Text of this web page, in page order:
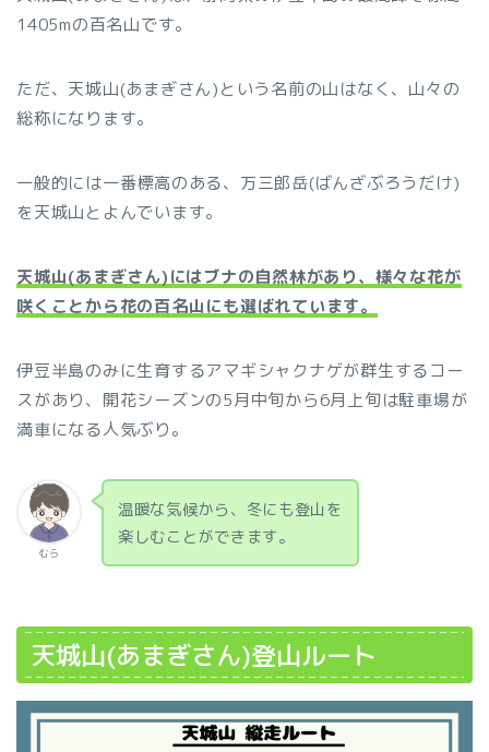
1405mの百名山です。
ただ、天城山(あまぎさん)という名前の山はなく、山々の
総称になります。
一般的には一番標高のある、万三郎岳(ばんざぶろうだけ)
を天城山とよんでいます。
天城山(あまぎさん)にはブナの自然林があり、様々な花が
咲くことから花の百名山にも選ばれています。
伊豆半島のみに生育するアマギシャクナゲが群生するコー
スがあり、開花シーズンの5月中旬から6月上旬は駐車場が
満車になる人気ぶり。
むら
温暖な気候から、冬にも登山を
楽しむことができます。
天城山(あまぎさん)登山ルート